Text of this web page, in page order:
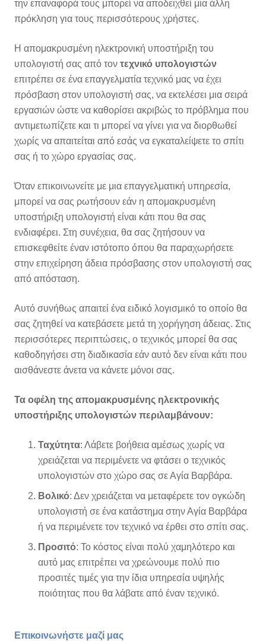
την επαναφορά τους μπορεί να αποδειχθεί μια άλλη
πρόκληση για τους περισσότερους χρήστες.
Η απομακρυσμένη ηλεκτρονική υποστήριξη του
υπολογιστή σας από τον τεχνικό υπολογιστών
επιτρέπει σε ένα επαγγελματία τεχνικό μας να έχει
πρόσβαση στον υπολογιστή σας, να εκτελέσει μια σειρά
εργασιών ώστε να καθορίσει ακριβώς το πρόβλημα που
αντιμετωπίζετε και τι μπορεί να γίνει για να διορθωθεί
χωρίς να απαιτείται από εσάς να εγκαταλείψετε το σπίτι
σας ή το χώρο εργασίας σας.
Όταν επικοινωνείτε με μια επαγγελματική υπηρεσία,
μπορεί να σας ρωτήσουν εάν η απομακρυσμένη
υποστήριξη υπολογιστή είναι κάτι που θα σας
ενδιαφέρει. Στη συνέχεια, θα σας ζητήσουν να
επισκεφθείτε έναν ιστότοπο όπου θα παραχωρήσετε
στην επιχείρηση άδεια πρόσβασης στον υπολογιστή σας
από απόσταση.
Αυτό συνήθως απαιτεί ένα ειδικό λογισμικό το οποίο θα
σας ζητηθεί να κατεβάσετε μετά τη χορήγηση άδειας. Στις
περισσότερες περιπτώσεις, ο τεχνικός μπορεί θα σας
καθοδηγήσει στη διαδικασία εάν αυτό δεν είναι κάτι που
αισθάνεστε άνετα να κάνετε μόνοι σας.
Τα οφέλη της απομακρυσμένης ηλεκτρονικής
υποστήριξης υπολογιστών περιλαμβάνουν:
Ταχύτητα: Λάβετε βοήθεια αμέσως χωρίς να
χρειάζεται να περιμένετε να φτάσει ο τεχνικός
υπολογιστών στο χώρο σας σε Αγία Βαρβάρα.
Βολικό: Δεν χρειάζεται να μεταφέρετε τον ογκώδη
υπολογιστή σε ένα κατάστημα στην Αγία Βαρβάρα
ή να περιμένετε τον τεχνικό να έρθει στο σπίτι σας.
Προσιτό: Το κόστος είναι πολύ χαμηλότερο και
αυτό μας επιτρέπει να χρεώνουμε πολύ πιο
προσιτές τιμές για την ίδια υπηρεσία υψηλής
ποιότητας που θα λάβατε από έναν τεχνικό.
Επικοινωνήστε μαζί μας